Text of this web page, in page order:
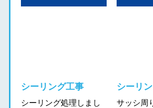
シーリング工事
シーリング処理しまし
シーリ
サッシ周